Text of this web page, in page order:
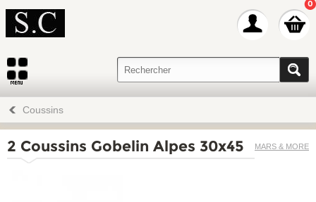
0
Coussins
MARS & MORE
2 Coussins Gobelin Alpes 30x45